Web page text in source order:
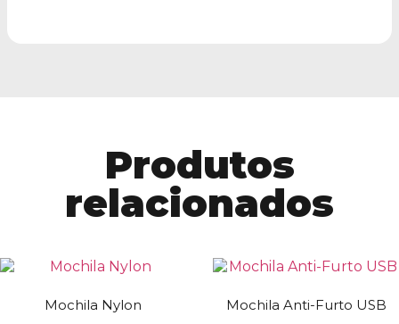
Produtos
relacionados
Mochila Nylon Mochila Anti-Furto USB